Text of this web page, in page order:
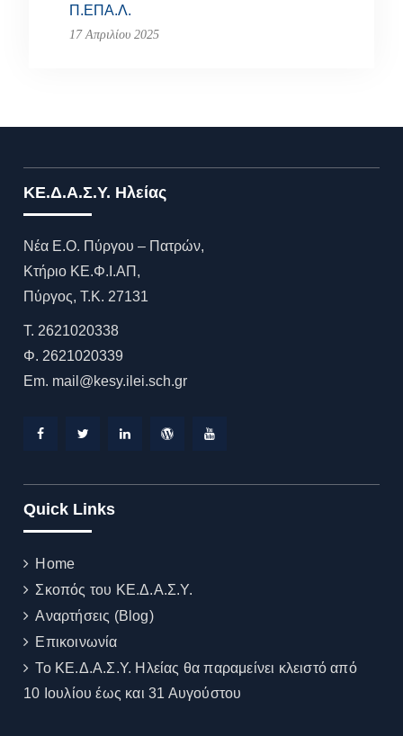
Π.ΕΠΑ.Λ.
17 Απριλίου 2025
ΚΕ.Δ.Α.Σ.Υ. Ηλείας
Νέα Ε.Ο. Πύργου – Πατρών,
Κτήριο ΚΕ.Φ.Ι.ΑΠ,
Πύργος, T.K. 27131
Τ. 2621020338
Φ. 2621020339
Εm. mail@kesy.ilei.sch.gr
Quick Links
Home
Σκοπός του ΚΕ.Δ.Α.Σ.Υ.
Αναρτήσεις (Blog)
Επικοινωνία
Το ΚΕ.Δ.Α.Σ.Υ. Ηλείας θα παραμείνει κλειστό από
10 Ιουλίου έως και 31 Αυγούστου